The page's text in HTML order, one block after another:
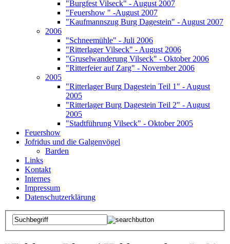
"Burgfest Vilseck" - August 2007
"Feuershow " -August 2007
"Kaufmannszug Burg Dagestein" - August 2007
2006
"Schneemühle" - Juli 2006
"Ritterlager Vilseck" - August 2006
"Gruselwanderung Vilseck" - Oktober 2006
"Ritterfeier auf Zarg" - November 2006
2005
"Ritterlager Burg Dagestein Teil 1" - August
2005
"Ritterlager Burg Dagestein Teil 2" - August
2005
"Stadtführung Vilseck" - Oktober 2005
Feuershow
Jofridus und die Galgenvögel
Barden
Links
Kontakt
Internes
Impressum
Datenschutzerklärung